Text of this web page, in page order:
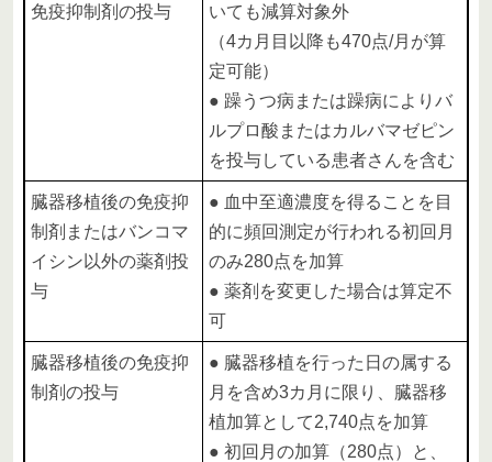
免疫抑制剤の投与
いても減算対象外
（4カ月目以降も470点/月が算
定可能）
● 躁うつ病または躁病によりバ
ルプロ酸またはカルバマゼピン
を投与している患者さんを含む
臓器移植後の免疫抑
制剤またはバンコマ
イシン以外の薬剤投
与
● 血中至適濃度を得ることを目
的に頻回測定が行われる初回月
のみ280点を加算
● 薬剤を変更した場合は算定不
可
臓器移植後の免疫抑
制剤の投与
● 臓器移植を行った日の属する
月を含め3カ月に限り、臓器移
植加算として2,740点を加算
● 初回月の加算（280点）と、